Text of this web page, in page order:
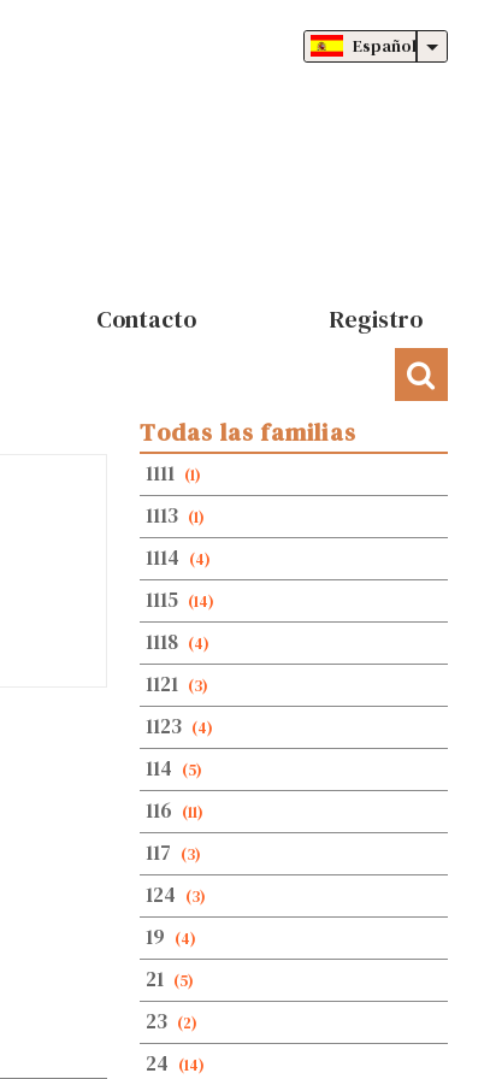
Español
Contacto Registro
Todas las familias
1111 (1)
1113 (1)
1114 (4)
1115 (14)
1118 (4)
1121 (3)
1123 (4)
114 (5)
116 (11)
117 (3)
124 (3)
19 (4)
21 (5)
23 (2)
24 (14)